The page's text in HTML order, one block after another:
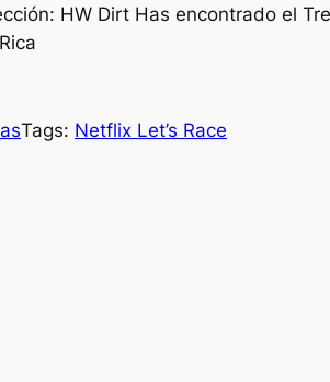
HW Dirt Has encontrado el
Tags: Netflix Let’s Race